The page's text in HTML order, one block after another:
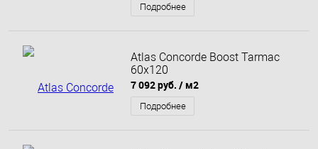
Подробнее
Atlas Concorde Boost Tarmac
60x120
7 092 руб. / м2
Подробнее